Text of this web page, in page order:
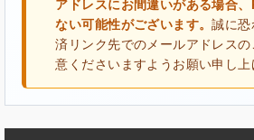
アドレスにお間違いがある場合
ない可能性がございます。誠に恐
済リンク先でのメールアドレス
意くださいますようお願い申し上